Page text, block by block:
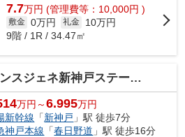
7.7万円 (管理費等：10,000円 )
敷金 0万円 礼金
10万円
9階 / 1R / 34.47㎡
ジェネ新神戸ステーションフロント
万円～6.995万円
新幹線 「新神戸 」駅 徒歩7分
神戸本線 「春日野道 」駅 徒歩16分